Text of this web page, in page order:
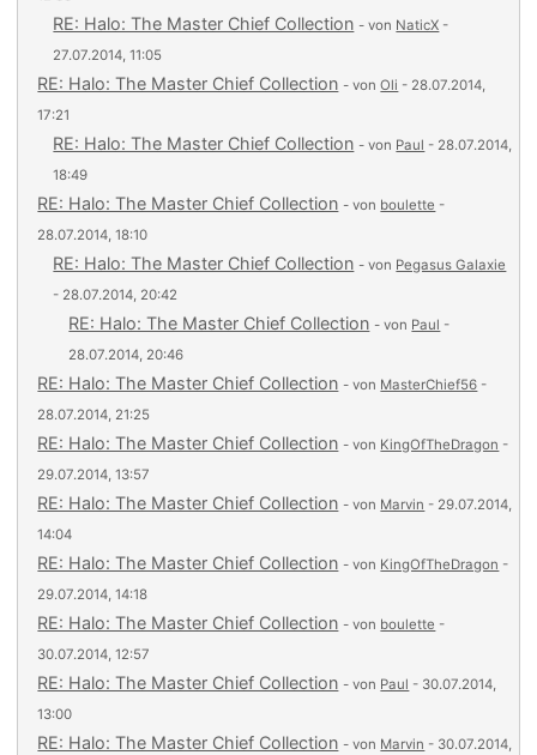
RE: Halo: The Master Chief Collection - von NaticX -
27.07.2014, 11:05
RE: Halo: The Master Chief Collection - vonOli - 28.07.2014,
17:21
RE: Halo: The Master Chief Collection - von Paul - 28.07.2014,
18:49
RE: Halo: The Master Chief Collection - von boulette -
28.07.2014, 18:10
RE: Halo: The Master Chief Collection - von Pegasus Galaxie
- 28.07.2014, 20:42
RE: Halo: The Master Chief Collection - von Paul -
28.07.2014, 20:46
RE: Halo: The Master Chief Collection - von MasterChief56 -
28.07.2014, 21:25
RE: Halo: The Master Chief Collection - von KingOfTheDragon -
29.07.2014, 13:57
RE: Halo: The Master Chief Collection - von Marvin - 29.07.2014,
14:04
RE: Halo: The Master Chief Collection - von KingOfTheDragon -
29.07.2014, 14:18
RE: Halo: The Master Chief Collection - von boulette -
30.07.2014, 12:57
RE: Halo: The Master Chief Collection - von Paul - 30.07.2014,
13:00
RE: Halo: The Master Chief Collection - von Marvin - 30.07.2014,